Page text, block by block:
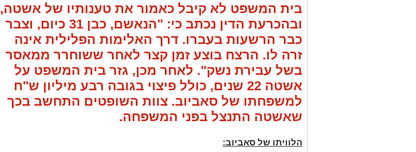
בית המשפט לא קיבל כאמור את טענותיו של אשטה,
ובהכרעת הדין נכתב כי: "הנאשם, כבן 31 כיום, וצבר
כבר הרשעות בעברו. דרך האלימות הפלילית אינה
זרה לו. הרצח בוצע זמן קצר לאחר ששוחרר ממאסר
בשל עבירת נשק". לאחר מכן, גזר בית המשפט על
אשטה 22 שנים, כולל פיצוי בגובה רבע מיליון ש"ח
למשפחתו של סאביוב. צוות השופטים התחשב בכך
שאשטה התנצל בפני המשפחה.
הלוויתו של סאביוב: